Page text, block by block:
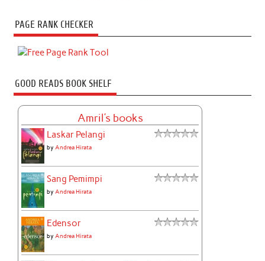
PAGE RANK CHECKER
GOOD READS BOOK SHELF
Amril's books
Laskar Pelangi
by Andrea Hirata
Sang Pemimpi
by Andrea Hirata
Edensor
by Andrea Hirata